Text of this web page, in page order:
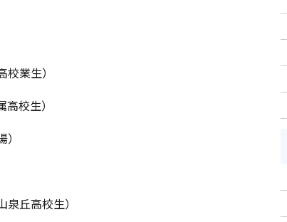
業生）
校生）
丘高校生）